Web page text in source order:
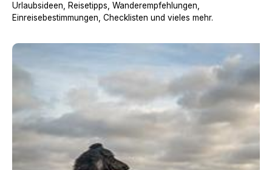
Urlaubsideen, Reisetipps, Wanderempfehlungen,
Einreisebestimmungen, Checklisten und vieles mehr.
Urlaub mit Hund in Frankreich